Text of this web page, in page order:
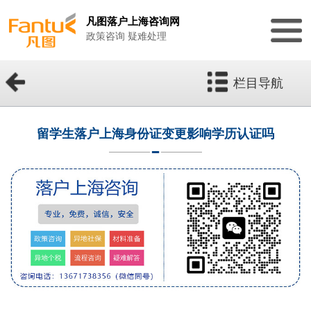
凡图落户上海咨询网
政策咨询 疑难处理
栏目导航
留学生落户上海身份证变更影响学历认证吗